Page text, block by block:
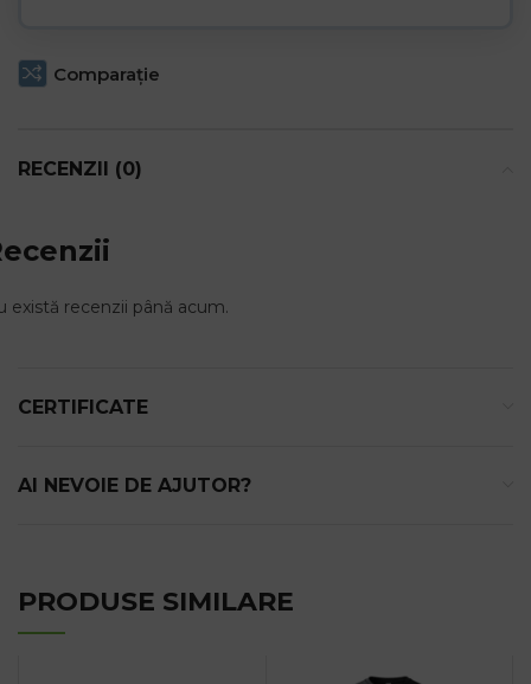
Comparaţie
RECENZII (0)
există recenzii până acum.
CERTIFICATE
AI NEVOIE DE AJUTOR?
PRODUSE SIMILARE